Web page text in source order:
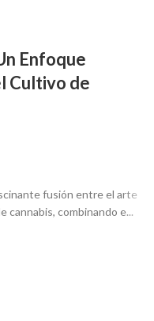
Enfoque
Cultivo de
fusión entre el arte
cannabis, combinando e...